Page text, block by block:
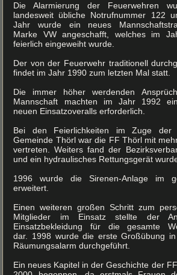
Die Alarmierung der Feuerwehren
landesweit übliche Notrufnummer 122
Jahr wurde ein neues
Marke VW angeschafft, welches im
feierlich eingeweiht wurde.
Der von der Feuerwehr traditionell
findet im Jahr 1990 zum letzten Mal statt.
Die immer höher werdenden
Mannschaft machten im Jahr 1992
neuen Einsatzoveralls erforderlich.
Bei den Feierlichkeiten im Zuge der
Gemeinde Thörl war die FF Thörl mit
vertreten. Weiters fand der
und ein hydraulisches Rettungsgerät
1996 wurde die Sirenen-Anlage im
erweitert.
Einen weiteren großen Schritt zum
Mitglieder im Einsatz stellte der
Einsatzbekleidung für die gesamte
dar. 1998 wurde die erste Großübung
Räumungsalarm durchgeführt.
Ein neues Kapitel in der Geschichte der